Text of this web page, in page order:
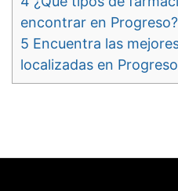
encontrar en Progreso?
5 Encuentra las
localizadas en Progreso